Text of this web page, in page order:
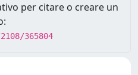
per citare o creare un
365804